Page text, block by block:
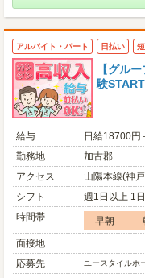
アルバイト・パート 日払い
【グル
験
給与
日給18700円
勤務地
加古郡
アクセス
山陽本線(神
シフト
週1日以上 1
時間帯
早朝
面接地
応募先
ユースタイルホ